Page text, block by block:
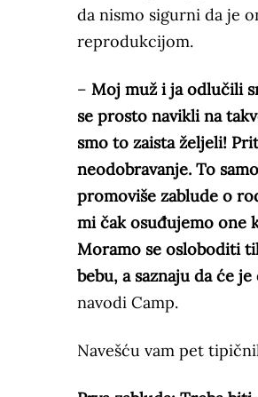
da nismo sigurni da je
reprodukcijom.
– Moj muž i ja odlučili
se prosto navikli na
smo to zaista željeli!
neodobravanje. To
promoviše zablude o
mi čak osuđujemo one
Moramo se osloboditi
bebu, a saznaju da će
navodi Camp.
Navešću vam pet